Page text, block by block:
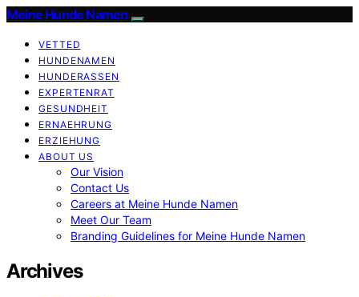
Meine Hunde Namen
VETTED
HUNDENAMEN
HUNDERASSEN
EXPERTENRAT
GESUNDHEIT
ERNAEHRUNG
ERZIEHUNG
ABOUT US
Our Vision
Contact Us
Careers at Meine Hunde Namen
Meet Our Team
Branding Guidelines for Meine Hunde Namen
Archives